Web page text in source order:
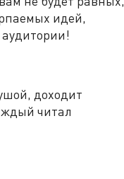
идей,
доходит
читал